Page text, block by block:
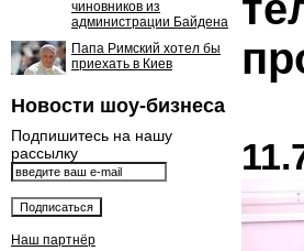
чиновников из
администрации Байдена
Папа Римский хотел бы
приехать в Киев
Новости шоу-бизнеса
Подпишитесь на нашу
рассылку
Наш партнёр